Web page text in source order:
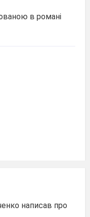
в романі
написав про